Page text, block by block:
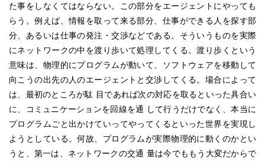
た事をしなくてはならない。この部分をエージェントにやっても
らう。例えば、情報を取って来る部分、仕事ができる人を探す部
分、あるいは仕事の発注・交渉などである。そういうものを実際
にネットワークの中を渡り歩いて処理してくる。渡り歩くという
意味は、物理的にプログラムが動いて、ソフトウェアを移動して
向こうの出先の人のエージェントと交渉してくる。場合によって
は、最初のところが駄 目であれば次の対応を取るといった具合い
に、コミュニケーションを回線を通 して行うだけでなく、本当に
プログラムごと出かけていってやってくるといった世界を実現し
ようとしている。何故、プログラムが実際物理的に動くのかとい
うと、第一は、ネットワークの交通 量は今でももう大変だからで